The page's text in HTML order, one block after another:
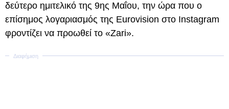
δεύτερο ημιτελικό της 9ης Μαΐου, την ώρα που ο
επίσημος λογαριασμός της Eurovision στο Instagram
φροντίζει να προωθεί το «Zari».